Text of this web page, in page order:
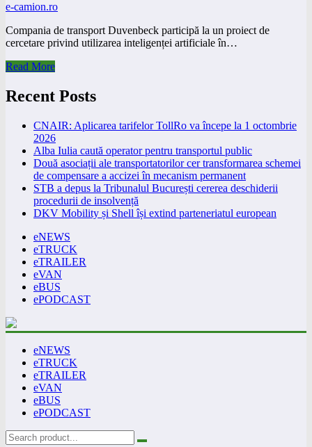
e-camion.ro
Compania de transport Duvenbeck participă la un proiect de
cercetare privind utilizarea inteligenței artificiale în…
Read More
Recent Posts
CNAIR: Aplicarea tarifelor TollRo va începe la 1 octombrie
2026
Alba Iulia caută operator pentru transportul public
Două asociații ale transportatorilor cer transformarea schemei
de compensare a accizei în mecanism permanent
STB a depus la Tribunalul București cererea deschiderii
procedurii de insolvență
DKV Mobility și Shell își extind parteneriatul european
eNEWS
eTRUCK
eTRAILER
eVAN
eBUS
ePODCAST
eNEWS
eTRUCK
eTRAILER
eVAN
eBUS
ePODCAST